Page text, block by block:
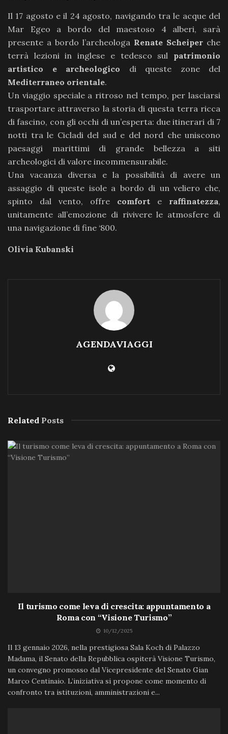
Il 17 agosto e il 24 agosto, navigando tra le acque del
Mar Egeo a bordo del maestoso 4 alberi, sarà
presente a bordo l’archeologa Renate Scheiper che
terrà lezioni in inglese e tedesco sul patrimonio
artistico e archeologico di queste zone del
Mediterraneo orientale.
Un viaggio speciale a ritroso nel tempo, per lasciarsi
trasportare attraverso la storia di questa terra ricca
di fascino, con gli occhi di un’esperta: due itinerari di 7
notti tra le Cicladi del sud e del nord che uniscono
paesaggi marittimi di grande bellezza a siti
archeologici di valore incommensurabile.
Una vacanza diversa e la possibilità di avere un
assaggio di queste isole a bordo di un veliero che,
spinto dal vento, offre comfort e raffinatezza,
unitamente all’emozione di rivivere le atmosfere di
una navigazione di fine ‘800.
Olivia Kubanski
AGENDAVIAGGI
Related Posts
Il turismo come leva di crescita: appuntamento a
Roma con “Visione Turismo”
10/12/2025
Il 13 gennaio 2026, nella prestigiosa Sala Koch di Palazzo
Madama, il Senato della Repubblica ospiterà Visione Turismo,
un convegno promosso dal Vicepresidente del Senato Gian
Marco Centinaio. L’iniziativa si propone come momento di
confronto tra istituzioni, amministrazioni e...